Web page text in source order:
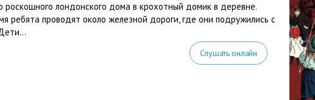
роскошного лондонского дома в крохотный домик в деревне.
ребята проводят около железной дороги, где они подружились с
Слушать онлайн